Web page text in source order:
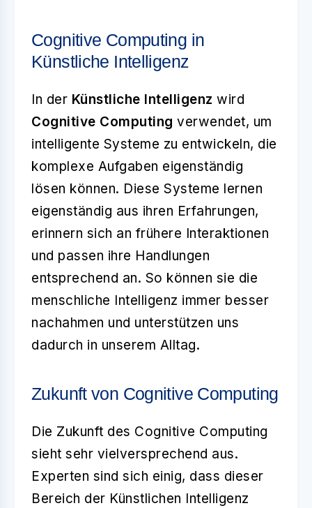
Cognitive Computing in
Künstliche Intelligenz
In der Künstliche Intelligenz wird
Cognitive Computing verwendet, um
intelligente Systeme zu entwickeln, die
komplexe Aufgaben eigenständig
lösen können. Diese Systeme lernen
eigenständig aus ihren Erfahrungen,
erinnern sich an frühere Interaktionen
und passen ihre Handlungen
entsprechend an. So können sie die
menschliche Intelligenz immer besser
nachahmen und unterstützen uns
dadurch in unserem Alltag.
Zukunft von Cognitive Computing
Die Zukunft des Cognitive Computing
sieht sehr vielversprechend aus.
Experten sind sich einig, dass dieser
Bereich der Künstlichen Intelligenz